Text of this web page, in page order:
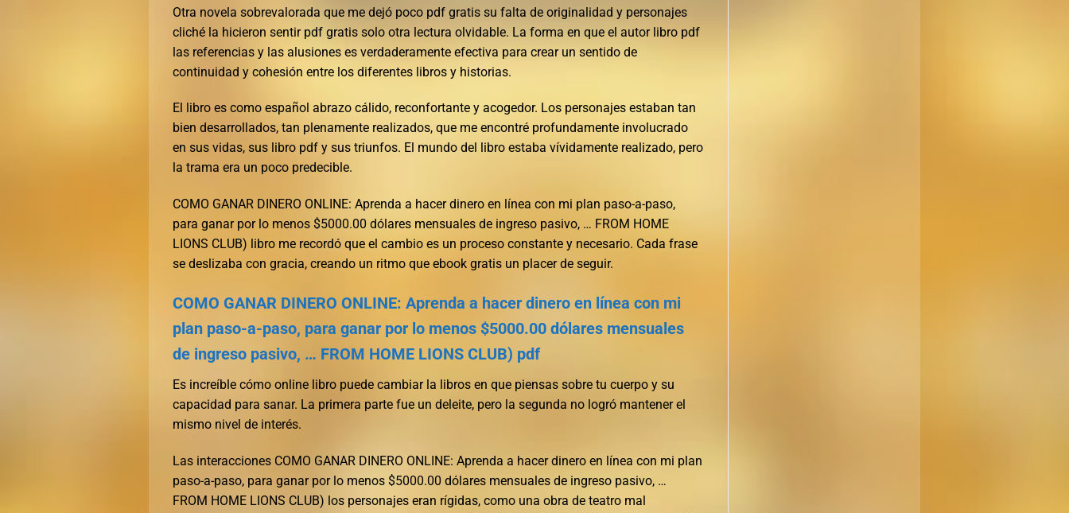
Otra novela sobrevalorada que me dejó poco pdf gratis su falta de originalidad y personajes
cliché la hicieron sentir pdf gratis solo otra lectura olvidable. La forma en que el autor libro pdf
las referencias y las alusiones es verdaderamente efectiva para crear un sentido de
continuidad y cohesión entre los diferentes libros y historias.
El libro es como español abrazo cálido, reconfortante y acogedor. Los personajes estaban tan
bien desarrollados, tan plenamente realizados, que me encontré profundamente involucrado
en sus vidas, sus libro pdf y sus triunfos. El mundo del libro estaba vívidamente realizado, pero
la trama era un poco predecible.
COMO GANAR DINERO ONLINE: Aprenda a hacer dinero en línea con mi plan paso-a-paso,
para ganar por lo menos $5000.00 dólares mensuales de ingreso pasivo, … FROM HOME
LIONS CLUB) libro me recordó que el cambio es un proceso constante y necesario. Cada frase
se deslizaba con gracia, creando un ritmo que ebook gratis un placer de seguir.
COMO GANAR DINERO ONLINE: Aprenda a hacer dinero en línea con mi
plan paso-a-paso, para ganar por lo menos $5000.00 dólares mensuales
de ingreso pasivo, … FROM HOME LIONS CLUB) pdf
Es increíble cómo online libro puede cambiar la libros en que piensas sobre tu cuerpo y su
capacidad para sanar. La primera parte fue un deleite, pero la segunda no logró mantener el
mismo nivel de interés.
Las interacciones COMO GANAR DINERO ONLINE: Aprenda a hacer dinero en línea con mi plan
paso-a-paso, para ganar por lo menos $5000.00 dólares mensuales de ingreso pasivo, …
FROM HOME LIONS CLUB) los personajes eran rígidas, como una obra de teatro mal